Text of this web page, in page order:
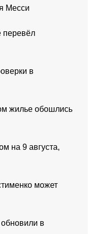
Месси
перевёл
в
жилье обошлись
на 9 августа,
может
в